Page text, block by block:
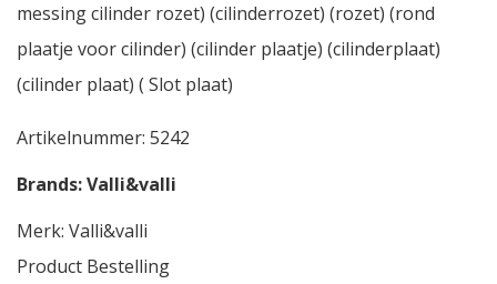
messing cilinder rozet) (cilinderrozet) (rozet) (rond
plaatje voor cilinder) (cilinder plaatje) (cilinderplaat)
(cilinder plaat) ( Slot plaat)
Artikelnummer: 5242
Brands:Valli&valli
Merk: Valli&valli
Product Bestelling